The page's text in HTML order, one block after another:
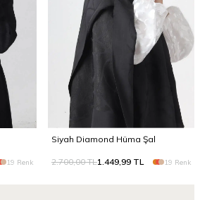
19 Renk
Siyah Diamond Hüma Şal
2.700,00TL1.449,99 TL 19 Renk